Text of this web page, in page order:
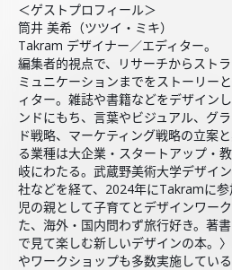
＜ゲストプロフィール＞
筒井 美希（ツツイ・ミキ）
Takram デザイナー／エディター。
編集者的視点で、リサーチからスト
ミュニケーションまでをストーリー
ィター。雑誌や書籍などをデザイン
ンドにもち、言葉やビジュアル、グ
ド戦略、マーケティング戦略の立案
る業種は大企業・スタートアップ・
岐にわたる。武蔵野美術大学デザイ
社などを経て、2024年にTakramに
児の親として子育てとデザインワー
た、海外・国内問わず旅行好き。著
で見て楽しむ新しいデザインの本。
やワークショップも多数実施している